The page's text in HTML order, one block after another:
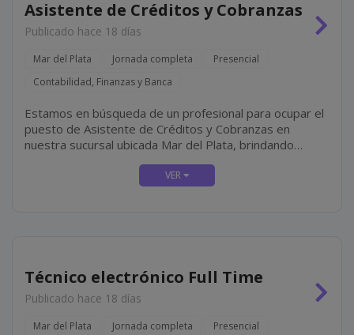
Asistente de Créditos y Cobranzas
Publicado hace 18 días
Mar del Plata Jornada completa
Presencial
Contabilidad, Finanzas y Banca
Estamos en búsqueda de un profesional para ocupar el
puesto de Asistente de Créditos y Cobranzas en
nuestra sucursal ubicada Mar del Plata, brindando
soporte administrativo a la delegación, colaborando
principalmente con la gestión de créditos y cobranzas,...
Técnico electrónico Full Time
Publicado hace 18 días
Mar del Plata Jornada completa
Presencial